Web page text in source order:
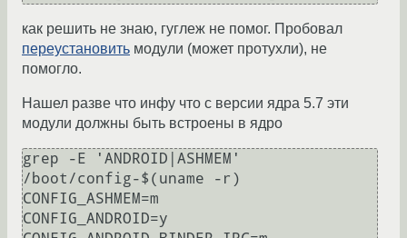
как решить не знаю, гуглеж не помог. Пробовал
переустановить модули (может протухли), не
помогло.
Нашел разве что инфу что с версии ядра 5.7 эти
модули должны быть встроены в ядро
grep -E 'ANDROID|ASHMEM'
/boot/config-$(uname -r)
CONFIG_ASHMEM=m
CONFIG_ANDROID=y